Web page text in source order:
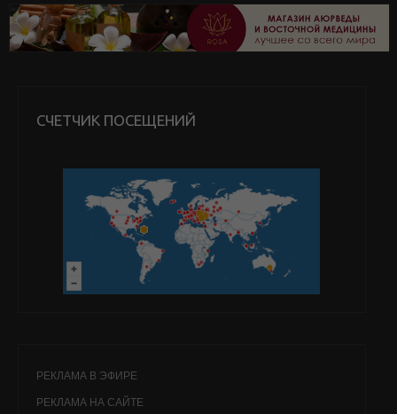
СЧЕТЧИК ПОСЕЩЕНИЙ
РЕКЛАМА В ЭФИРЕ
РЕКЛАМА НА САЙТЕ